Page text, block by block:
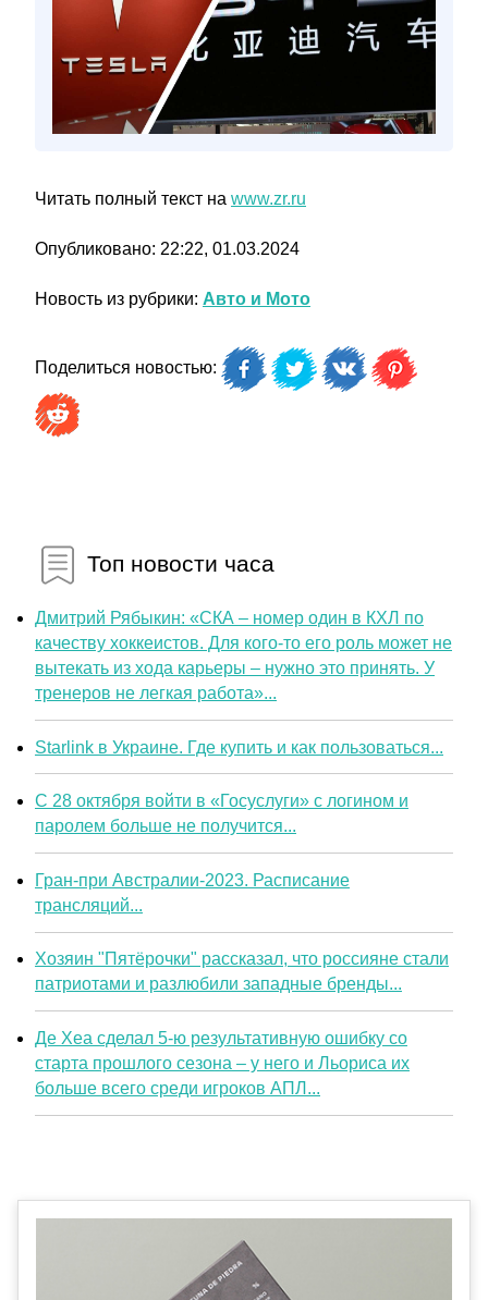
Читать полный текст на www.zr.ru
Опубликовано: 22:22, 01.03.2024
Новость из рубрики: Авто и Мото
Поделиться новостью:
Топ новости часа
Дмитрий Рябыкин: «СКА – номер один в КХЛ по
качеству хоккеистов. Для кого-то его роль может не
вытекать из хода карьеры – нужно это принять. У
тренеров не легкая работа»...
Starlink в Украине. Где купить и как пользоваться...
С 28 октября войти в «Госуслуги» с логином и
паролем больше не получится...
Гран-при Австралии-2023. Расписание
трансляций...
Хозяин "Пятёрочки" рассказал, что россияне стали
патриотами и разлюбили западные бренды...
Де Хеа сделал 5-ю результативную ошибку со
старта прошлого сезона – у него и Льориса их
больше всего среди игроков АПЛ...